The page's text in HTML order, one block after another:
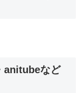
anitubeなど